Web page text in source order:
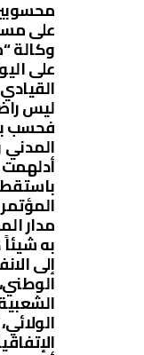
على
وكالة
على
ليس
فحسب
مدار
به
إلى